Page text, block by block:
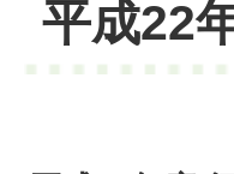
平成22